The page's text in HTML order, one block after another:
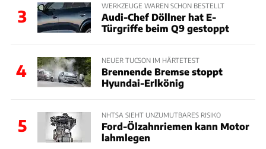
3
WERKZEUGE WAREN SCHON BESTELLT
Audi-Chef Döllner hat E-
Türgriffe beim Q9 gestoppt
4
NEUER TUCSON IM HÄRTETEST
Brennende Bremse stoppt
Hyundai-Erlkönig
5
NHTSA SIEHT UNZUMUTBARES RISIKO
Ford-Ölzahnriemen kann Motor
lahmlegen